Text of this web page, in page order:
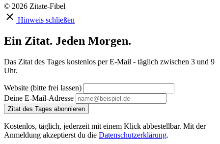
© 2026 Zitate-Fibel
Hinweis schließen
Ein Zitat. Jeden Morgen.
Das Zitat des Tages kostenlos per E-Mail - täglich zwischen 3 und 9
Uhr.
Website (bitte frei lassen)
Deine E-Mail-Adresse
Zitat des Tages abonnieren
Kostenlos, täglich, jederzeit mit einem Klick abbestellbar. Mit der
Anmeldung akzeptierst du die Datenschutzerklärung.